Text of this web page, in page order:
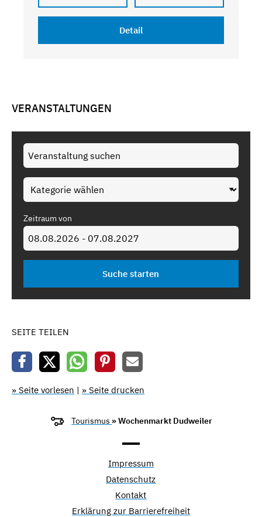
Detail
VERANSTALTUNGEN
Zeitraum von
SEITE TEILEN
» Seite vorlesen | » Seite drucken
Tourismus » Wochenmarkt Dudweiler
Impressum
Datenschutz
Kontakt
Erklärung zur Barrierefreiheit